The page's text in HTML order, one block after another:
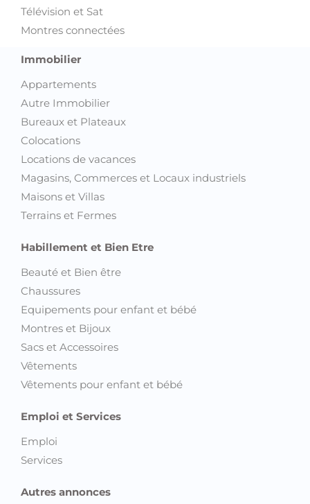
Télévision et Sat
Montres connectées
Immobilier
Appartements
Autre Immobilier
Bureaux et Plateaux
Colocations
Locations de vacances
Magasins, Commerces et Locaux industriels
Maisons et Villas
Terrains et Fermes
Habillement et Bien Etre
Beauté et Bien être
Chaussures
Equipements pour enfant et bébé
Montres et Bijoux
Sacs et Accessoires
Vêtements
Vêtements pour enfant et bébé
Emploi et Services
Emploi
Services
Autres annonces